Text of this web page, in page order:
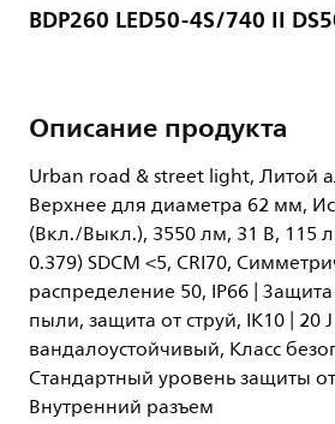
BDP260 LED50-4S/740 II
Описание продукта
Urban road & street light, Литой
Верхнее для диаметра 62 мм,
(Вкл./Выкл.), 3550 лм, 31 В, 115
0.379) SDCM <5, CRI70,
распределение 50, IP66 |
пыли, защита от струй, IK10 | 20 J
вандалоустойчивый, Класс
Стандартный уровень защиты
Внутренний разъем